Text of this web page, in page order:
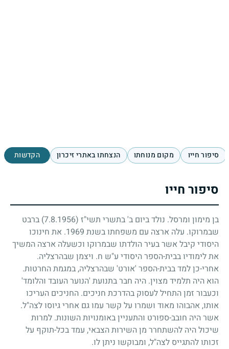
סיפור חייו מקום מנוחתו הנצחתו באתרי זיכרון הקדשות
סיפור חייו
בן מימון ומרסל. נולד ביום ב' בתשרי תשי"ז (7.8.1956)
ברבט
שבמרוקו. עלה ארצה עם משפחתו בשנת 1969. את חינוכו
היסודי קיבל אשר בעיר הולדתו שבמרוקו וכשעלה ארצה המשיך
את לימודיו בבית-הספר היסודי ע"ש ח. ויצמן שבהרצליה.
אחרי-כן למד בבית-הספר 'אורט' שבהרצליה, במגמת החרטות.
הוא היה תלמיד מצוין. היה חבר בתנועת 'הנוער העובד והלומד'
וכעבור זמן התחיל לעסוק בהדרכת חניכים. החניכים העריכו
אותו, אהבוהו מאוד ושמרו על קשר עמו גם אחרי גיוסו לצה"ל.
אשר היה חובב-ספורט והתעניין באומנויות השונות. למרות
שיכול היה להשתחרר מן השירות הצבאי, עמד בכל-תוקף על
זכותו להתגייס לצה"ל, ומבוקשו ניתן לו.